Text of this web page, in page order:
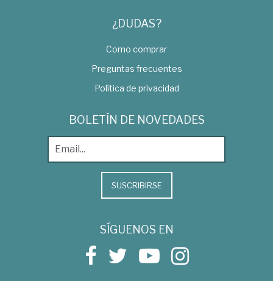
¿DUDAS?
Como comprar
Preguntas frecuentes
Política de privacidad
BOLETÍN DE NOVEDADES
SUSCRIBIRSE
SÍGUENOS EN